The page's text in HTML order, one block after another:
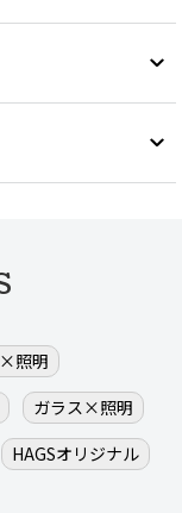
照明
ガラス×照明
HAGSオリジナル